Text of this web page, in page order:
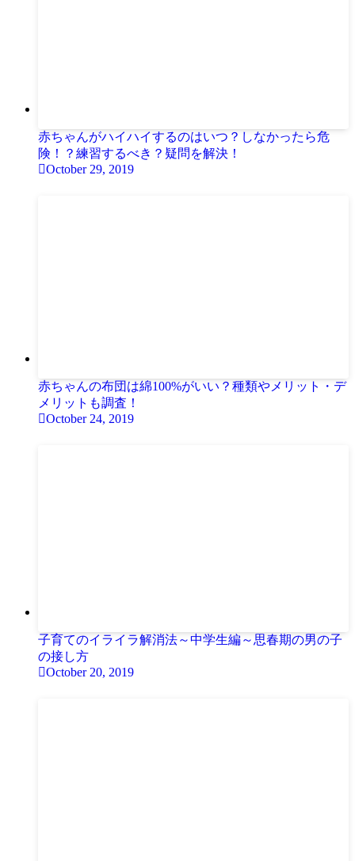
赤ちゃんがハイハイするのはいつ？しなかったら危
険！？練習するべき？疑問を解決！
October 29, 2019
赤ちゃんの布団は綿100%がいい？種類やメリット・デ
メリットも調査！
October 24, 2019
子育てのイライラ解消法～中学生編～思春期の男の子
の接し方
October 20, 2019